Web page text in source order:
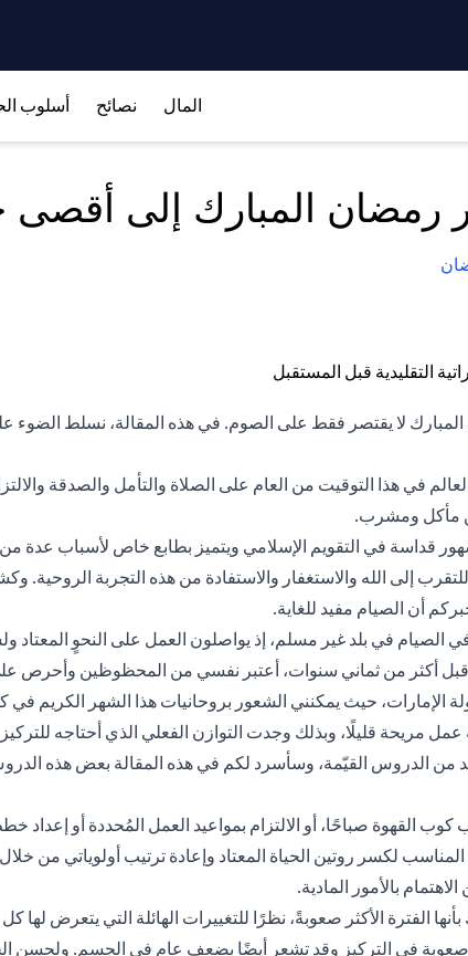
المال نصائح أسلوب
رمضان المبارك إلى أقصى
لا يقتصر فقط على الصوم. في هذه المقالة، نسلط الضوء
في هذا التوقيت من العام على الصلاة والتأمل والصدقة
من مأكل ومشرب.
قداسة في التقويم الإسلامي ويتميز بطابع خاص لأسباب عدة
إلى الله والاستغفار والاستفادة من هذه التجربة
أن الصيام مفيد للغاية.
في الصيام في بلد غير مسلم، إذ يواصلون العمل على النحوٍ المعتاد
قبل أكثر من ثماني سنوات، أعتبر نفسي من المحظوظين وأحرص
الإمارات، حيث يمكنني الشعور بروحانيات هذا الشهر الكريم
مريحة قليلًا، وبذلك وجدت التوازن الفعلي الذي أحتاجه للتركيز
من الدروس القيّمة، وسأسرد لكم في هذه المقالة بعض هذه
القهوة صباحًا، أو الالتزام بمواعيد العمل المُحددة أو إعداد
لكسر روتين الحياة المعتاد وإعادة ترتيب أولوياتي من
بالأمور المادية.
بأنها الفترة الأكثر صعوبةً، نظرًا للتغييرات الهائلة التي يتعرض
في التركيز وقد تشعر أيضًا بضعف عام في الجسم. ولحسن